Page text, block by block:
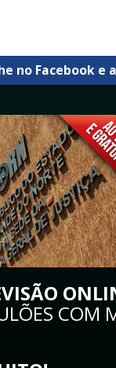
no Facebook e
COM